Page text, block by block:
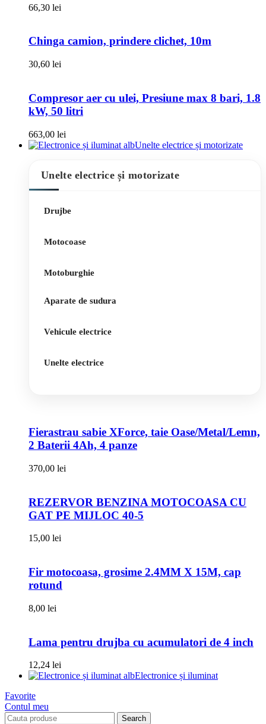
66,30 lei
Chinga camion, prindere clichet, 10m
30,60 lei
Compresor aer cu ulei, Presiune max 8 bari, 1.8
kW, 50 litri
663,00 lei
Unelte electrice și motorizate
Unelte electrice și motorizate
Drujbe
Motocoase
Motoburghie
Aparate de sudura
Vehicule electrice
Unelte electrice
Fierastrau sabie XForce, taie Oase/Metal/Lemn,
2 Baterii 4Ah, 4 panze
370,00 lei
REZERVOR BENZINA MOTOCOASA CU
GAT PE MIJLOC 40-5
15,00 lei
Fir motocoasa, grosime 2.4MM X 15M, cap
rotund
8,00 lei
Lama pentru drujba cu acumulatori de 4 inch
12,24 lei
Electronice și iluminat
Favorite
Contul meu
Search